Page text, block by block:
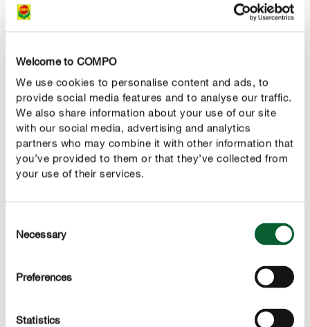
Welcome to COMPO
We use cookies to personalise content and ads, to
provide social media features and to analyse our traffic.
We also share information about your use of our site
with our social media, advertising and analytics
partners who may combine it with other information that
you’ve provided to them or that they’ve collected from
your use of their services.
Selection
Necessary
Preferences
Statistics
Estimula o crescimento das plantas, de forma rápida
Previene o aparecimento de deficiências e promove
o crescimento saudável e vigoroso das plantas.
USO